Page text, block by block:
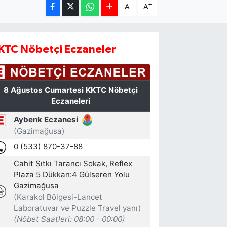
A- A+
Nöbetçi Eczaneler